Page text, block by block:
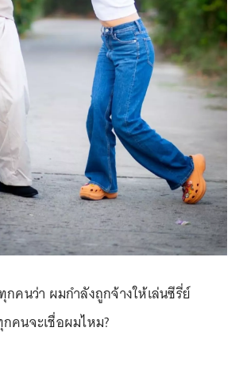
กคนว่า ผมกำลังถูกจ้างให้เล่นซีรี่ย์
คนจะเชื่อผมไหม?